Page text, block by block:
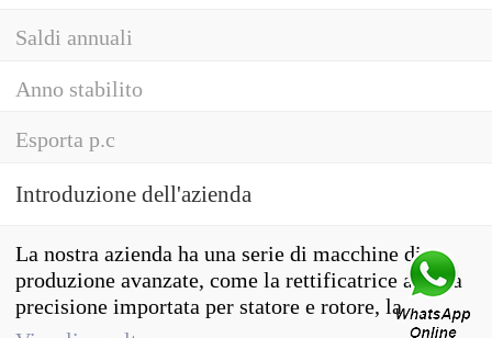
Saldi annuali
Anno stabilito
Esporta p.c
Introduzione dell'azienda
La nostra azienda ha una serie di macchine di
produzione avanzate, come la rettificatrice ad alta
precisione importata per statore e rotore, la
rettificatrice bilaterale della società coreana AM, il